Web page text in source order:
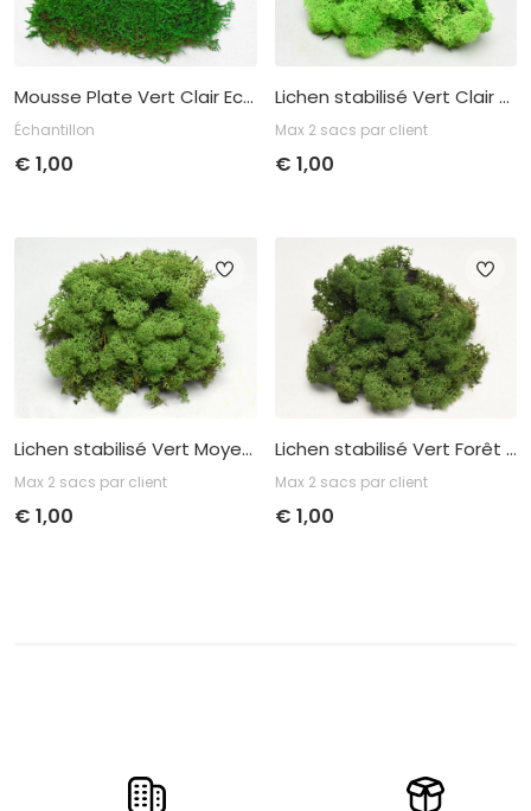
Mousse Plate Vert Clair Echantillons
Échantillon
€ 1,00
Prix ​​unitaire
par 1
Lichen stabilisé Vert Clair 40gr.
Max 2 sacs par client
€ 1,00
Prix ​​unitaire
par 1
Lichen stabilisé Vert Moyen 40gr.
Max 2 sacs par client
€ 1,00
Lichen stabilisé Vert Forêt 40gr.
Max 2 sacs par client
€ 1,00